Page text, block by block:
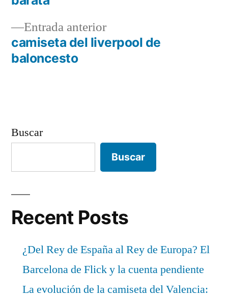
entradas
Entrada anteriorEntrada
anterior:
camiseta del liverpool de
baloncesto
Buscar
Buscar
Recent Posts
¿Del Rey de España al Rey de Europa? El
Barcelona de Flick y la cuenta pendiente
La evolución de la camiseta del Valencia: